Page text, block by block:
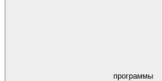
программы